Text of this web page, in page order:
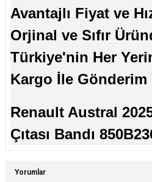
Avantajlı Fiyat ve
Orjinal ve Sıfır
Türkiye'nin Her
Kargo İle Gönderim
Renault Austral
Çıtası Bandı
Yorumlar